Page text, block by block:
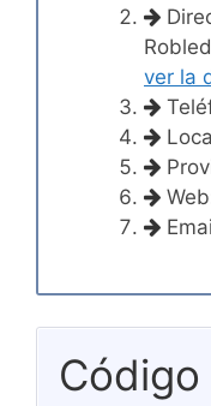
ver la
Código